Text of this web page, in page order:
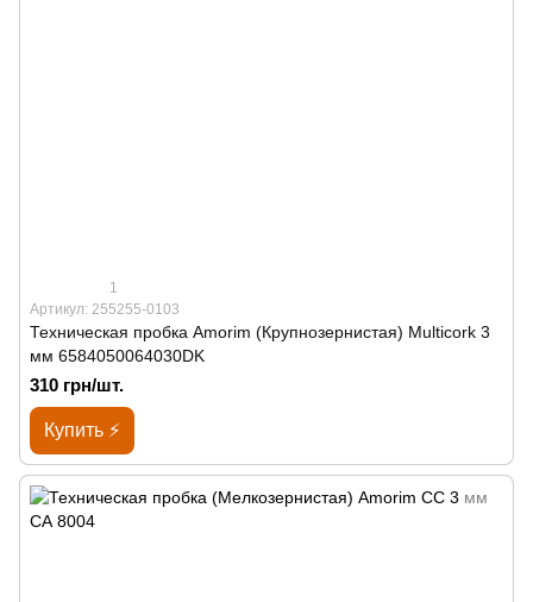
1
Артикул: 255255-0103
Техническая пробка Amorim (Крупнозернистая) Multicork 3
мм 6584050064030DK
310 грн/шт.
Купить ⚡